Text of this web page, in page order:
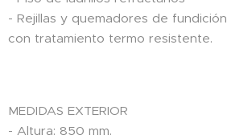
- Rejillas y quemadores de fundición
con tratamiento termo resistente.
MEDIDAS EXTERIOR
- Altura: 850 mm.